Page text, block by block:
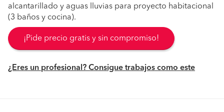
alcantarillado y aguas lluvias para proyecto habitacional
(3 baños y cocina).
¡Pide precio gratis y sin compromiso!
¿Eres un profesional? Consigue trabajos como este